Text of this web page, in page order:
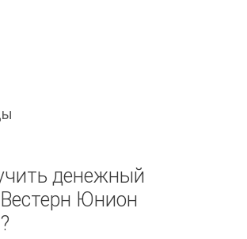
денежный
Юнион